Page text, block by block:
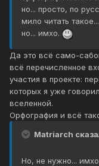
но... просто, по
мило читать
но... имхо.
Да это всё само-
всё перечисленное
участия в проекте:
которых я уже
вселенной.
Орфография и всё
Matriarch
Но, не нужно...